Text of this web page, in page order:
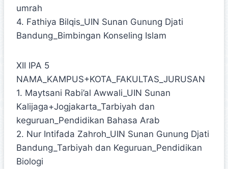
umrah
4. Fathiya Bilqis_UIN Sunan Gunung Djati
Bandung_Bimbingan Konseling Islam
XII IPA 5
NAMA_KAMPUS+KOTA_FAKULTAS_JURUSAN
1. Maytsani Rabi’al Awwali_UIN Sunan
Kalijaga+Jogjakarta_Tarbiyah dan
keguruan_Pendidikan Bahasa Arab
2. Nur Intifada Zahroh_UIN Sunan Gunung Djati
Bandung_Tarbiyah dan Keguruan_Pendidikan
Biologi